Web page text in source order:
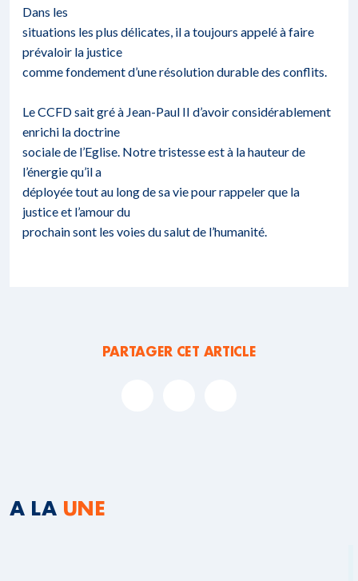
Dans les
situations les plus délicates, il a toujours appelé à faire
prévaloir la justice
comme fondement d’une résolution durable des conflits.
Le CCFD sait gré à Jean-Paul II d’avoir considérablement
enrichi la doctrine
sociale de l’Eglise. Notre tristesse est à la hauteur de
l’énergie qu’il a
déployée tout au long de sa vie pour rappeler que la
justice et l’amour du
prochain sont les voies du salut de l’humanité.
PARTAGER CET ARTICLE
A LA UNE